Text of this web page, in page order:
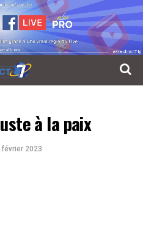
à la paix
février 2023